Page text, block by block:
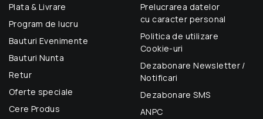
Plata & Livrare
Program de lucru
Bauturi Evenimente
Bauturi Nunta
Retur
Oferte speciale
Cere Produs
Prelucrarea datelor
cu caracter personal
Politica de utilizare
Cookie-uri
Dezabonare Newsletter /
Notificari
Dezabonare SMS
ANPC